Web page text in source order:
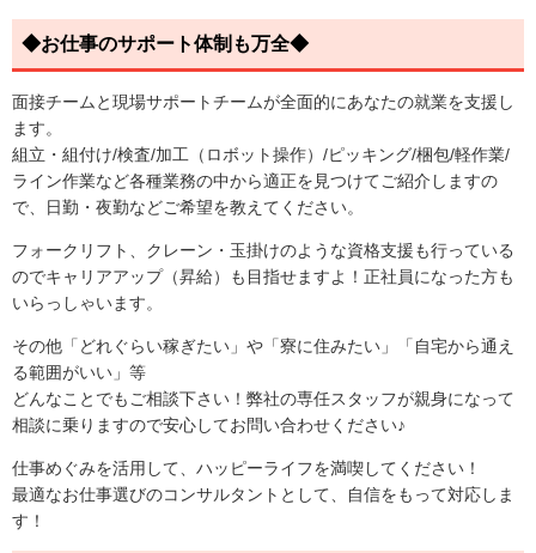
◆お仕事のサポート体制も万全◆
面接チームと現場サポートチームが全面的にあなたの就業を支援し
ます。
組立・組付け/検査/加工（ロボット操作）/ピッキング/梱包/軽作業/
ライン作業など各種業務の中から適正を見つけてご紹介しますの
で、日勤・夜勤などご希望を教えてください。
フォークリフト、クレーン・玉掛けのような資格支援も行っている
のでキャリアアップ（昇給）も目指せますよ！正社員になった方も
いらっしゃいます。
その他「どれぐらい稼ぎたい」や「寮に住みたい」「自宅から通え
る範囲がいい」等
どんなことでもご相談下さい！弊社の専任スタッフが親身になって
相談に乗りますので安心してお問い合わせください♪
仕事めぐみを活用して、ハッピーライフを満喫してください！
最適なお仕事選びのコンサルタントとして、自信をもって対応しま
す！